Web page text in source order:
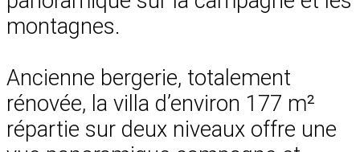
montagnes.
Ancienne bergerie, totalement
rénovée, la villa d’environ 177 m²
répartie sur deux niveaux offre une